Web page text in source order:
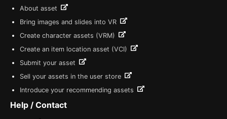
About asset
Bring images and slides into VR
Create character assets (VRM)
Create an item location asset (VCI)
Submit your asset
Sell your assets in the user store
Introduce your recommending assets
Help / Contact